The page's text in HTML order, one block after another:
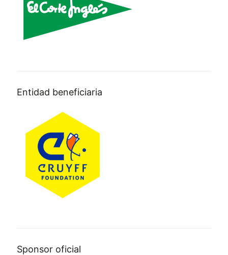
Entidad beneficiaria
Sponsor oficial